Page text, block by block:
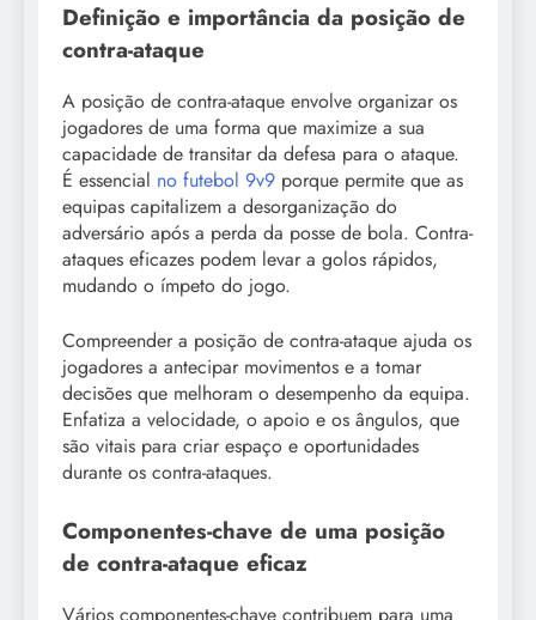
Definição e importância da posição de
contra-ataque
A posição de contra-ataque envolve organizar os
jogadores de uma forma que maximize a sua
capacidade de transitar da defesa para o ataque.
É essencial no futebol 9v9 porque permite que as
equipas capitalizem a desorganização do
adversário após a perda da posse de bola. Contra-
ataques eficazes podem levar a golos rápidos,
mudando o ímpeto do jogo.
Compreender a posição de contra-ataque ajuda os
jogadores a antecipar movimentos e a tomar
decisões que melhoram o desempenho da equipa.
Enfatiza a velocidade, o apoio e os ângulos, que
são vitais para criar espaço e oportunidades
durante os contra-ataques.
Componentes-chave de uma posição
de contra-ataque eficaz
Vários componentes-chave contribuem para uma